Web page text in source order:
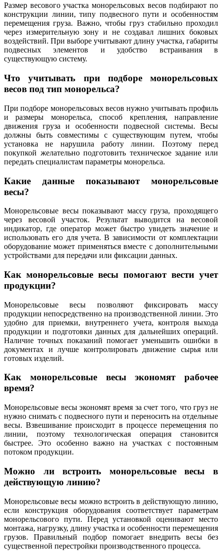
Размер весового участка монорельсовых весов подбирают по
конструкции линии, типу подвесного пути и особенностям
перемещения груза. Важно, чтобы груз стабильно проходил
через измерительную зону и не создавал лишних боковых
воздействий. При выборе учитывают длину участка, габариты
подвесных элементов и удобство встраивания в
существующую систему.
Что учитывать при подборе монорельсовых
весов под тип монорельса?
При подборе монорельсовых весов нужно учитывать профиль
и размеры монорельса, способ крепления, направление
движения груза и особенности подвесной системы. Весы
должны быть совместимы с существующим путем, чтобы
установка не нарушила работу линии. Поэтому перед
покупкой желательно подготовить техническое задание или
передать специалистам параметры монорельса.
Какие данные показывают монорельсовые
весы?
Монорельсовые весы показывают массу груза, проходящего
через весовой участок. Результат выводится на весовой
индикатор, где оператор может быстро увидеть значение и
использовать его для учета. В зависимости от комплектации
оборудование может применяться вместе с дополнительными
устройствами для передачи или фиксации данных.
Как монорельсовые весы помогают вести учет
продукции?
Монорельсовые весы позволяют фиксировать массу
продукции непосредственно на производственной линии. Это
удобно для приемки, внутреннего учета, контроля выхода
продукции и подготовки данных для дальнейших операций.
Наличие точных показаний помогает уменьшить ошибки в
документах и лучше контролировать движение сырья или
готовых изделий.
Как монорельсовые весы экономят рабочее
время?
Монорельсовые весы экономят время за счет того, что груз не
нужно снимать с подвесного пути и переносить на отдельные
весы. Взвешивание происходит в процессе перемещения по
линии, поэтому технологическая операция становится
быстрее. Это особенно важно на участках с постоянным
потоком продукции.
Можно ли встроить монорельсовые весы в
действующую линию?
Монорельсовые весы можно встроить в действующую линию,
если конструкция оборудования соответствует параметрам
монорельсового пути. Перед установкой оценивают место
монтажа, нагрузку, длину участка и особенности перемещения
грузов. Правильный подбор помогает внедрить весы без
существенной перестройки производственного процесса.